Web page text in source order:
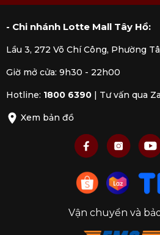
- Chi nhánh Lotte Mall Tây Hồ:
Lầu 3, 272 Võ Chí Công, Phường
Giờ mở cửa: 9h30 - 22h00
Hotline: 1800 6390 | Tư vấn qua
Xem bản đồ
Vận chuyển và